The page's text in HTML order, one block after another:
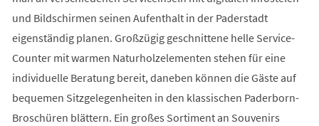
und Bildschirmen seinen Aufenthalt in der Paderstadt
eigenständig planen. Großzügig geschnittene helle Service-
Counter mit warmen Naturholzelementen stehen für eine
individuelle Beratung bereit, daneben können die Gäste auf
bequemen Sitzgelegenheiten in den klassischen Paderborn-
Broschüren blättern. Ein großes Sortiment an Souvenirs